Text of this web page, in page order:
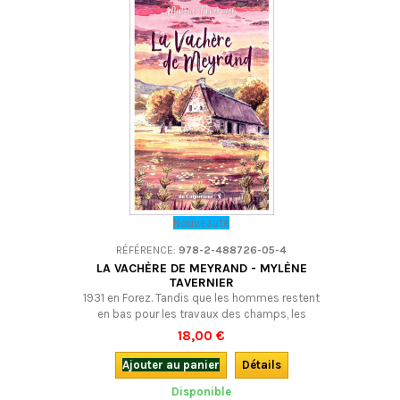
Nouveauté
RÉFÉRENCE:978-2-488726-05-4
LA VACHÈRE DE MEYRAND - MYLÈNE
TAVERNIER
1931 en Forez. Tandis que les hommes restent
en bas pour les travaux des champs, les
femmes prennent le chemin des estives avec
les troupeaux. Mais cette année-là sera
particulière à cause d’une présence
inattendue… Pour jeunes et adultes, un roman
sensible d’apprentissage et
18,00 €
Ajouter au panier
Détails
Disponible